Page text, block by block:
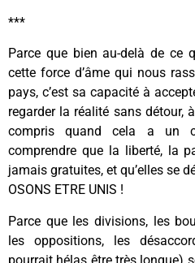
***
Parce que bien au-delà de ce
cette force d’âme qui nous
pays, c’est sa capacité à
regarder la réalité sans détour,
compris quand cela a un
comprendre que la liberté, la
jamais gratuites, et qu’elles se
OSONS ETRE UNIS !
Parce que les divisions, les
les oppositions, les
pourrait hélas être très longue)